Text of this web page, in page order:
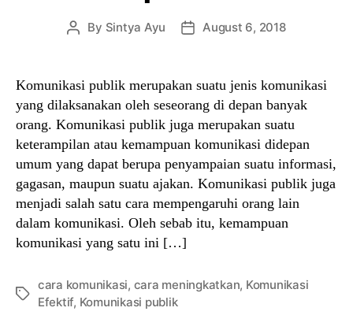
Post
By Sintya Ayu
PostAugust 6, 2018
Komunikasi publik merupakan suatu jenis komunikasi
yang dilaksanakan oleh seseorang di depan banyak
orang. Komunikasi publik juga merupakan suatu
keterampilan atau kemampuan komunikasi didepan
umum yang dapat berupa penyampaian suatu informasi,
gagasan, maupun suatu ajakan. Komunikasi publik juga
menjadi salah satu cara mempengaruhi orang lain
dalam komunikasi. Oleh sebab itu, kemampuan
komunikasi yang satu ini […]
Tags
cara komunikasi, cara meningkatkan, Komunikasi
Efektif, Komunikasi publik